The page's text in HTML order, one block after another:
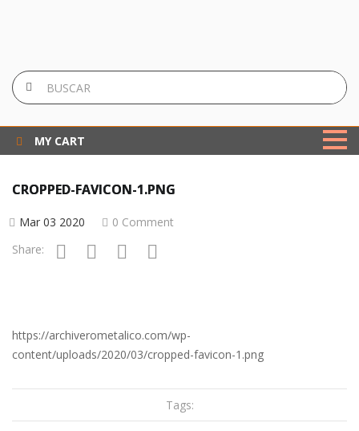
MY CART
CROPPED-FAVICON-1.PNG
Mar 03 2020
0 Comment
Share:
https://archiverometalico.com/wp-
content/uploads/2020/03/cropped-favicon-1.png
Tags: